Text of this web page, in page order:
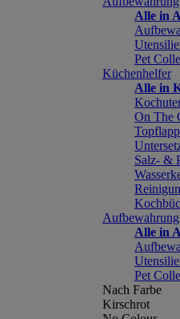
Alle in
Pet
Küchenhelfer
Alle in
On The
Salz- &
Aufbewahrung
Alle in
Pet
Nach Farbe
Kirschrot